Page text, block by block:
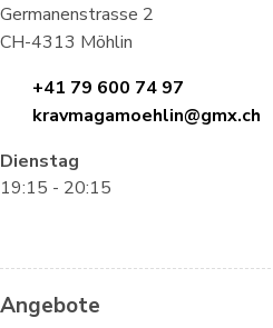
Germanenstrasse 2
CH-4313 Möhlin
+41 79 600 74 97
kravmagamoehlin@gmx.ch
Dienstag
19:15 - 20:15
Angebote